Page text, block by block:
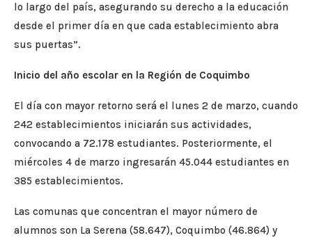
lo largo del país, asegurando su derecho a la educación
desde el primer día en que cada establecimiento abra
sus puertas”.
Inicio del año escolar en la Región de Coquimbo
El día con mayor retorno será el lunes 2 de marzo, cuando
242 establecimientos iniciarán sus actividades,
convocando a 72.178 estudiantes. Posteriormente, el
miércoles 4 de marzo ingresarán 45.044 estudiantes en
385 establecimientos.
Las comunas que concentran el mayor número de
alumnos son La Serena (58.647), Coquimbo (46.864) y